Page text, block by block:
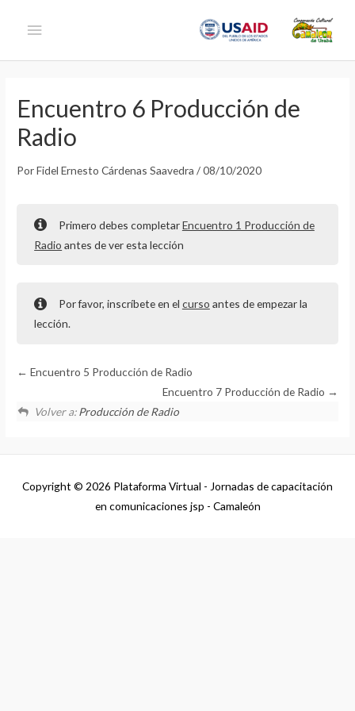
Menú
principal
Encuentro 6 Producción de
Radio
PorFidel Ernesto Cárdenas Saavedra/08/10/2020
Primero debes completarEncuentro 1 Producción de
Radio antes de ver esta lección
Por favor, inscríbete en el curso antes de empezar la
lección.
Encuentro 5 Producción de Radio
Encuentro 7 Producción de Radio
Volver a:Producción de Radio
Copyright © 2026 Plataforma Virtual - Jornadas de capacitación
en comunicaciones jsp - Camaleón